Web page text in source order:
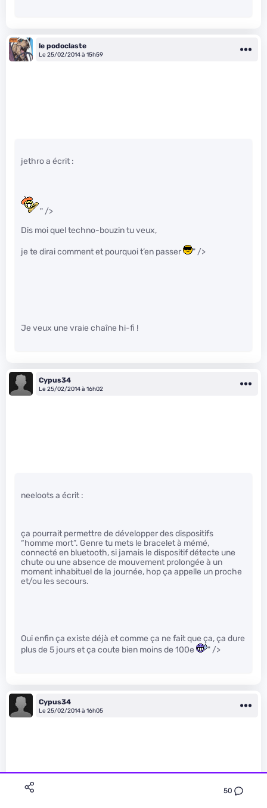
50
le podoclaste
Le 25/02/2014 à 15h59
jethro a écrit :
" />
Dis moi quel techno-bouzin tu veux,
je te dirai comment et pourquoi t’en passer " />
Je veux une vraie chaîne hi-fi !
Cypus34
Le 25/02/2014 à 16h02
neeloots a écrit :
ça pourrait permettre de développer des dispositifs
“homme mort”. Genre tu mets le bracelet à mémé,
connecté en bluetooth, si jamais le dispositif détecte une
chute ou une absence de mouvement prolongée à un
moment inhabituel de la journée, hop ça appelle un proche
et/ou les secours.
Oui enfin ça existe déjà et comme ça ne fait que ça, ça dure
plus de 5 jours et ça coute bien moins de 100e
" />
Cypus34
Le 25/02/2014 à 16h05